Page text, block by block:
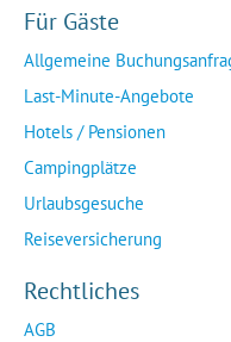
Für Gäste
Allgemeine
Last-Minute-Angebote
Hotels / Pensionen
Campingplätze
Urlaubsgesuche
Reiseversicherung
Rechtliches
AGB